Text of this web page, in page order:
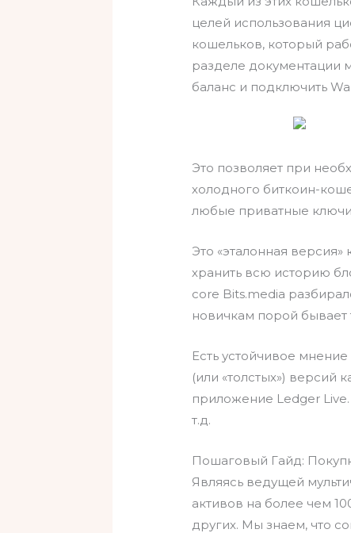
целей использования
кошельков, который
разделе документации
баланс и подключить
Это позволяет при
холодного биткоин-
любые приватные
Это «эталонная версия»
хранить всю историю
core Bits.media
новичкам порой бывает
Есть устойчивое
(или «толстых»)
приложение Ledger
т.д.
Пошаговый Гайд:
Являясь ведущей
активов на более чем
других. Мы знаем, что